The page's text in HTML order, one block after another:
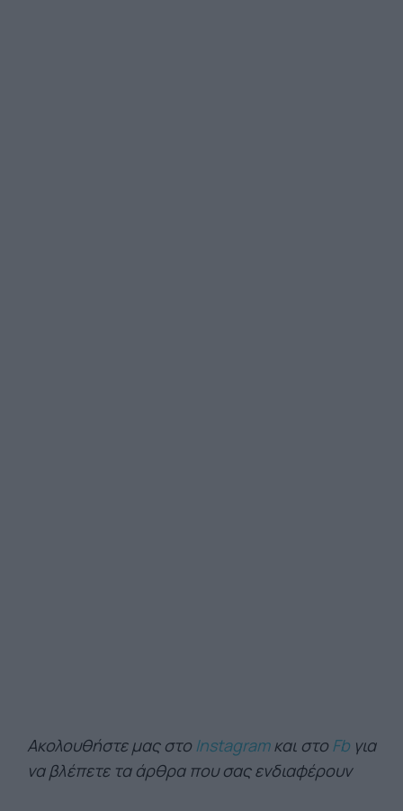
Ακολουθήστε μας στο Instagramκαι στο Fb για
να βλέπετε τα άρθρα που σας ενδιαφέρουν